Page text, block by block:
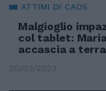
ATTIMI DI CAOS
Malgioglio
col tablet:
accascia a terra
20/03/2023